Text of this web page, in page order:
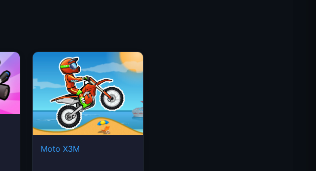
Moto X3M